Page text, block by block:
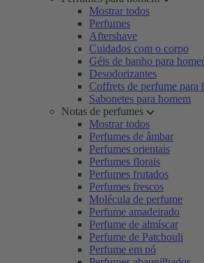
Mostrar todos
Perfumes
Aftershave
Cuidados com o corpo
Géis de banho para
Desodorizantes
Coffrets de perfume para
Sabonetes para homem
Notas de perfumes
Mostrar todos
Perfumes de âmbar
Perfumes orientais
Perfumes florais
Perfumes frutados
Perfumes frescos
Molécula de perfume
Perfume amadeirado
Perfume de almíscar
Perfume de Patchouli
Perfume em pó